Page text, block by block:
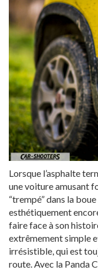
Lorsque l’asphalte
une voiture amusant
“trempé” dans la
esthétiquement
faire face à son
extrêmement simple
irrésistible, qui est
route. Avec la Panda